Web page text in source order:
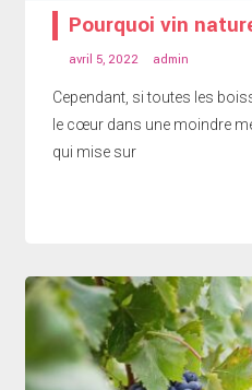
Pourquoi vin
avril 5, 2022 admin
Cependant, si toutes les
le cœur dans une moindre
qui mise sur